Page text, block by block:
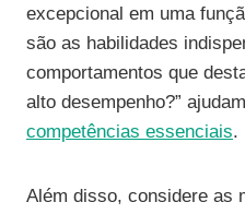
excepcional em uma
são as habilidades
comportamentos que
alto desempenho?”
competências essenciais.
Além disso, considere as